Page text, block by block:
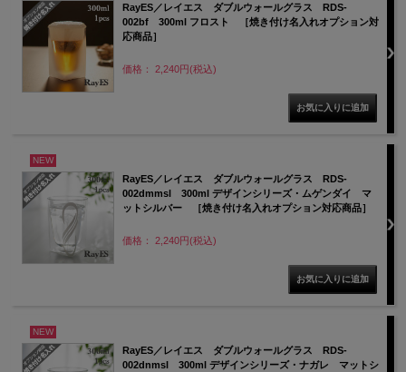
RayES／レイエス ダブルウォールグラス RDS-
002bf 300ml フロスト ［焼き付け名入れオプション対
応商品］
価格： 2,240円(税込)
NEW
RayES／レイエス ダブルウォールグラス RDS-
002dmmsl 300ml デザインシリーズ・ムゲンダイ マ
ットシルバー ［焼き付け名入れオプション対応商品］
価格： 2,240円(税込)
NEW
RayES／レイエス ダブルウォールグラス RDS-
002dnmsl 300ml デザインシリーズ・ナガレ マットシ